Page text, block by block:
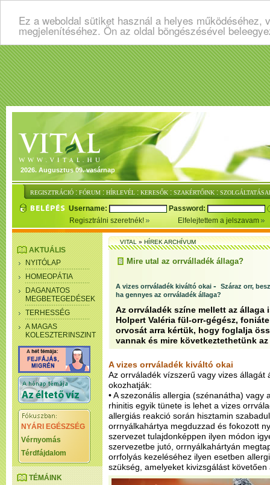
Ez a weboldal sütiket használ a helyes
megjelenítéséhez. Ön az oldal böngészésével
2026. Augusztus 09. vasárnap
REGISZTRÁCIÓ : FÓRUM : HÍRLEVÉL : KERESŐK : SZAKÉRTŐINK :
Username:
Password:
Regisztrálni szeretnék!
Elfelejtettem a jelszavam
AKTUÁLIS
NYITÓLAP
HOMEOPÁTIA
DAGANATOS
MEGBETEGEDÉSEK
TERHESSÉG
A MAGAS
KOLESZTERINSZINT
NYÁRI EGÉSZSÉG
Vérnyomás
Térdfájdalom
TÉMÁINK
VITAL»HÍREK ARCHÍVUM
Mire utal az orrválladék állaga?
A vizes orrváladék kiváltó okai - Száraz orr,
ha gennyes az orrváladék állaga?
Az orrváladék színe mellett az állaga
Holpert Valéria fül-orr-gégész,
orvosát arra kértük, hogy foglalja
vannak és mire következtethetünk
A vizes orrváladék kiváltó okai
Az orrváladék vízszerű vagy vizes állagát
okozhatják:
• A szezonális allergia (szénanátha) vagy
rhinitis egyik tünete is lehet a vizes
allergiás reakció során hisztamin
orrnyálkahártya megduzzad és fokozott
szervezet tulajdonképpen ilyen módon
szervezetbe jutó, orrnyálkahártyán
orrfolyás kezeléséhez ilyen esetben
szükség, amelyeket kivizsgálást